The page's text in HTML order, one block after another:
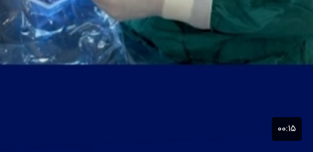
۰۰:۱۵